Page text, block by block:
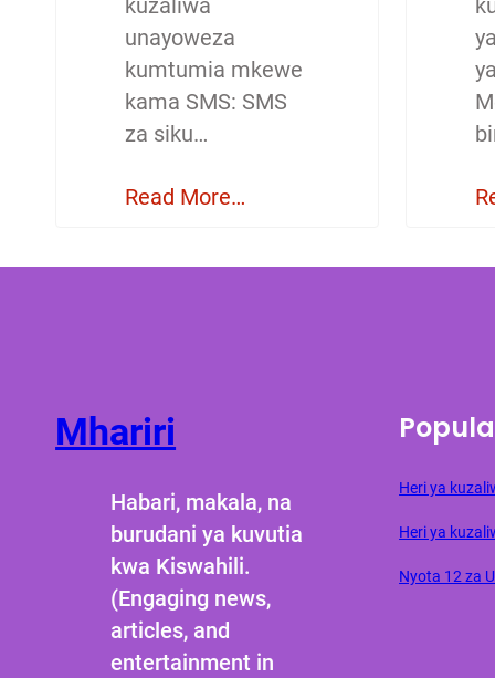
kuzaliwa
unayoweza
kumtumia mkewe
kama SMS: SMS
za siku…
Read More…
Mhariri
Habari, makala, na
burudani ya kuvutia
kwa Kiswahili.
(Engaging news,
articles, and
entertainment in
Heri ya
Heri ya
Nyota 12 za